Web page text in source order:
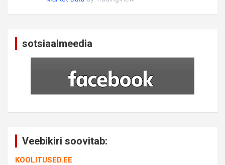
sotsiaalmeedia
Veebikiri soovitab:
KOOLITUSED.EE